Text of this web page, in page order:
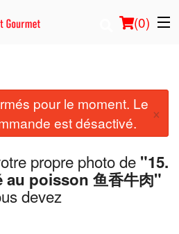
(0)
pour le moment. Le
est désactivé.
×
propre photo de "15.
poisson 鱼香牛肉"
devez